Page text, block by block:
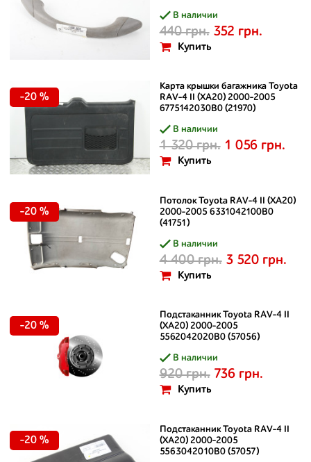
В наличии
440 грн. 352 грн.
Купить
Карта крышки багажника Toyota
RAV-4 II (XA20) 2000-2005
6775142030B0 (21970)
В наличии
1 320 грн. 1 056 грн.
Купить
-20 %
Потолок Toyota RAV-4 II (XA20)
2000-2005 6331042100B0
(41751)
В наличии
4 400 грн. 3 520 грн.
Купить
-20 %
Подстаканник Toyota RAV-4 II
(XA20) 2000-2005
5562042020B0 (57056)
В наличии
920 грн. 736 грн.
Купить
-20 %
Подстаканник Toyota RAV-4 II
(XA20) 2000-2005
5563042010B0 (57057)
-20 %